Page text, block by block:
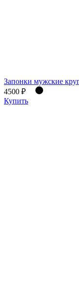
Запонки мужские
4500 ₽
Купить